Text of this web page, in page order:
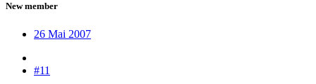
New member
26 Mai 2007
#11